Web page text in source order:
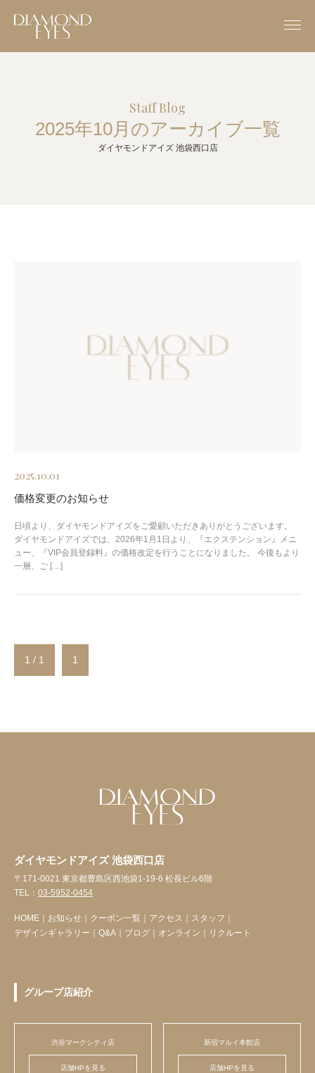
Staff Blog
2025年10月のアーカイブ一覧
ダイヤモンドアイズ 池袋西口店
2025.10.01
価格変更のお知らせ
日頃より、ダイヤモンドアイズをご愛顧いただきありがとうございます。
ダイヤモンドアイズでは、2026年1月1日より、『エクステンション』メニ
ュー、『VIP会員登録料』の価格改定を行うことになりました。 今後もより
一層、ご […]
1 / 1 1
ダイヤモンドアイズ 池袋西口店
〒171-0021 東京都豊島区西池袋1-19-6 松長ビル6階
TEL： 03-5952-0454
HOME お知らせ クーポン一覧 アクセス スタッフ
デザインギャラリー
Q&A ブログ オンライン リクルート
グループ店紹介
渋谷マークシティ店
店舗HPを見る
新宿マルイ本館店
店舗HPを見る